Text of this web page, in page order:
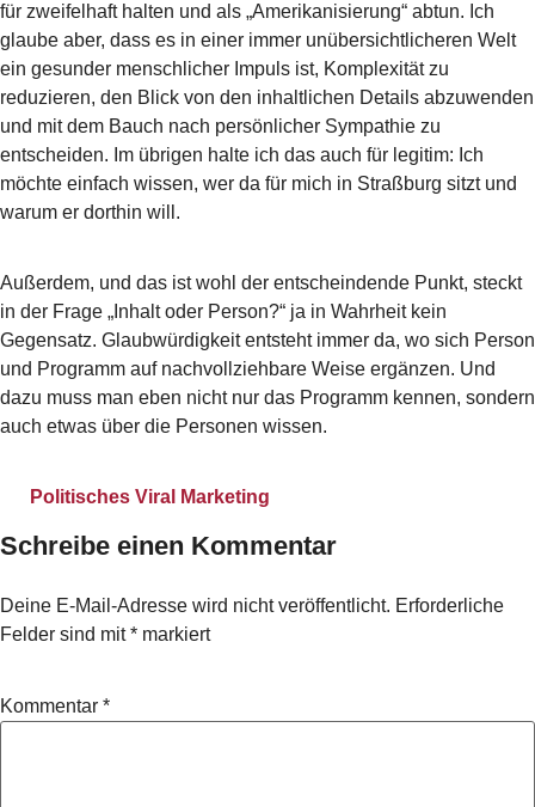
für zweifelhaft halten und als „Amerikanisierung“ abtun. Ich
glaube aber, dass es in einer immer unübersichtlicheren Welt
ein gesunder menschlicher Impuls ist, Komplexität zu
reduzieren, den Blick von den inhaltlichen Details abzuwenden
und mit dem Bauch nach persönlicher Sympathie zu
entscheiden. Im übrigen halte ich das auch für legitim: Ich
möchte einfach wissen, wer da für mich in Straßburg sitzt und
warum er dorthin will.
Außerdem, und das ist wohl der entscheindende Punkt, steckt
in der Frage „Inhalt oder Person?“ ja in Wahrheit kein
Gegensatz. Glaubwürdigkeit entsteht immer da, wo sich Person
und Programm auf nachvollziehbare Weise ergänzen. Und
dazu muss man eben nicht nur das Programm kennen, sondern
auch etwas über die Personen wissen.
Politisches Viral Marketing
Schreibe einen Kommentar
Deine E-Mail-Adresse wird nicht veröffentlicht. Erforderliche
Felder sind mit* markiert
Kommentar *